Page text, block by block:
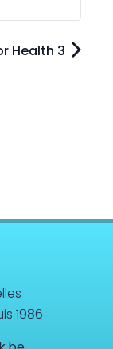
Health 3
1986